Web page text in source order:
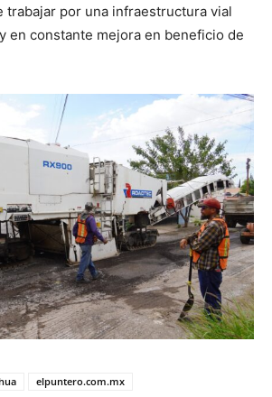
trabajar por una infraestructura vial
en constante mejora en beneficio de
elpuntero.com.mx